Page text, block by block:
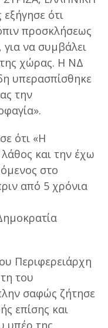
ότι
προσκλήσεως
να συμβάλει
της χώρας. Η ΝΔ
υπερασπίσθηκε
την
ότι «Η
και την έχω
στο
από 5 χρόνια
Περιφερειάρχη
του
σαφώς ζήτησε
επίσης και
υπέρ της